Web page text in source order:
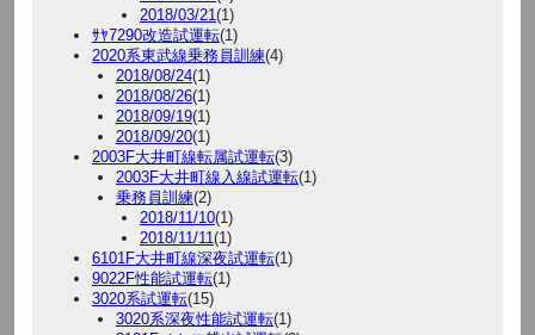
2018/03/21(1)
ｻﾔ7290改造試運転(1)
2020系東武線乗務員訓練(4)
2018/08/24(1)
2018/08/26(1)
2018/09/19(1)
2018/09/20(1)
2003F大井町線転属試運転(3)
2003F大井町線入線試運転(1)
乗務員訓練(2)
2018/11/10(1)
2018/11/11(1)
6101F大井町線深夜試運転(1)
9022F性能試運転(1)
3020系試運転(15)
3020系深夜性能試運転(1)